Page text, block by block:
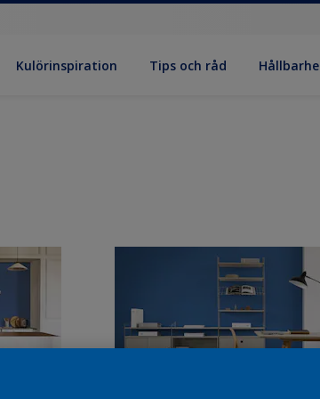
Kulörinspiration Tips och råd